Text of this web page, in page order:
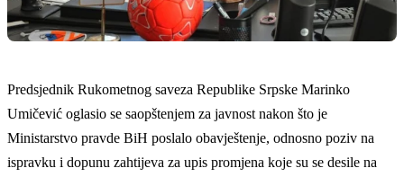
Predsjednik Rukometnog saveza Republike Srpske Marinko
Umičević oglasio se saopštenjem za javnost nakon što je
Ministarstvo pravde BiH poslalo obavještenje, odnosno poziv na
ispravku i dopunu zahtijeva za upis promjena koje su se desile na